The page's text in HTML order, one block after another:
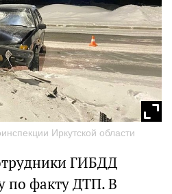
Иркутской области
ГИБДД
по факту ДТП. В